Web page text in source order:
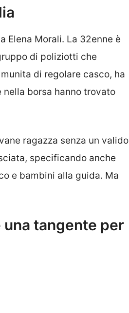
Elena Morali. La 32enne è
di poliziotti che
di regolare casco, ha
borsa hanno trovato
ragazza senza un valido
specificando anche
e bambini alla guida. Ma
una tangente per